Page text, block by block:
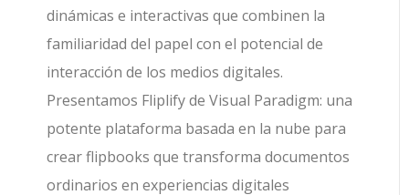
dinámicas e interactivas que combinen la
familiaridad del papel con el potencial de
interacción de los medios digitales.
Presentamos Fliplify de Visual Paradigm: una
potente plataforma basada en la nube para
crear flipbooks que transforma documentos
ordinarios en experiencias digitales